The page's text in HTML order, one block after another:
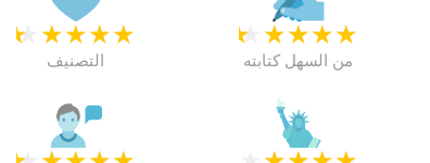
★
★
★
★
★
التصنيف
★
★
★
★
★
من السهل كتابته